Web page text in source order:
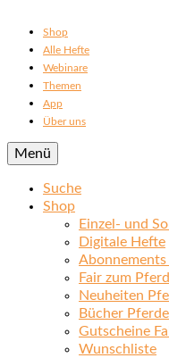
Shop
Alle Hefte
Webinare
Themen
App
Über uns
Menü
Suche
Shop
Einzel- und
Digitale Hefte
Abonnements
Fair zum
Neuheiten
Bücher Pferde
Gutscheine
Wunschliste